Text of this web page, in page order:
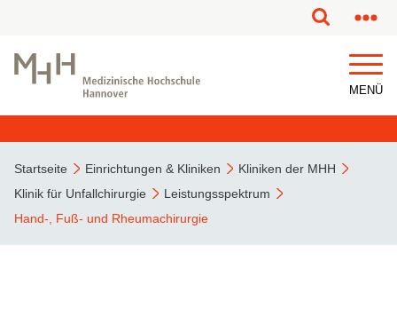
MENÜ
Startseite Einrichtungen & Kliniken
Kliniken der MHH
Klinik für Unfallchirurgie
Leistungsspektrum
Hand-, Fuß- und Rheumachirurgie